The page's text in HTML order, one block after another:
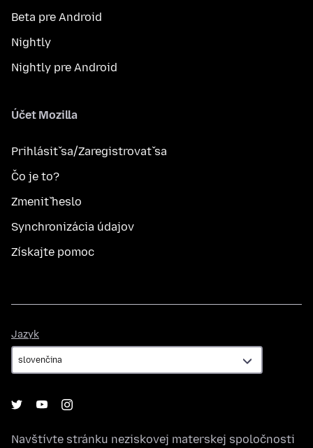
Beta pre Android
Nightly
Nightly pre Android
Účet Mozilla
Prihlásiť sa/Zaregistrovať sa
Čo je to?
Zmeniť heslo
Synchronizácia údajov
Získajte pomoc
Jazyk
Navštívte stránku neziskovej materskej spoločnosti